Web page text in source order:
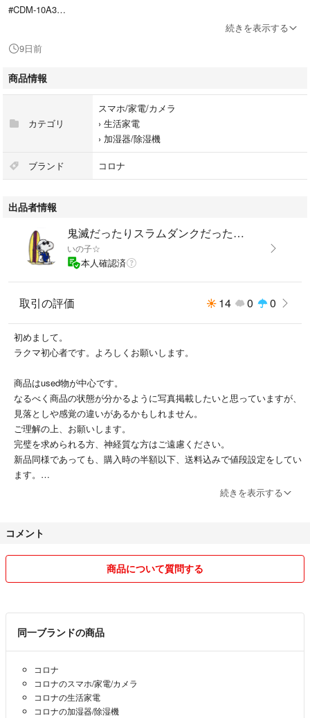
#CDM-10A3
#加湿器/除湿機
続きを表示する
9日前
商品情報
カテゴリ
スマホ/家電/カメラ
› 生活家電
› 加湿器/除湿機
ブランド コロナ
出品者情報
鬼滅だったりスラムダンクだったり自爆少年花子くんだったりするshop
いの子☆
本人確認済
取引の評価 14 0 0
初めまして。
ラクマ初心者です。よろしくお願いします。
商品はused物が中心です。
なるべく商品の状態が分かるように写真掲載したいと思っていますが、
見落としや感覚の違いがあるかもしれません。
ご理解の上、お願いします。
完璧を求められる方、神経質な方はご遠慮ください。
新品同様であっても、購入時の半額以下、送料込みで値段設定をしてい
ます。
出品しているすべての商品につきまして、値下げ交渉には対応しており
商品はコメント順ではなく、先に購入された方にお譲りします。他のサ
イトにも出品しております。
ご購入後のイメージ違い、サイズ違いなどの返品、クレームは受け付け
ておりません。しっかりご納得の上購入を宜しくお願いします。
続きを表示する
コメント
商品について質問する
同一ブランドの商品
コロナ
コロナのスマホ/家電/カメラ
コロナの生活家電
コロナの加湿器/除湿機